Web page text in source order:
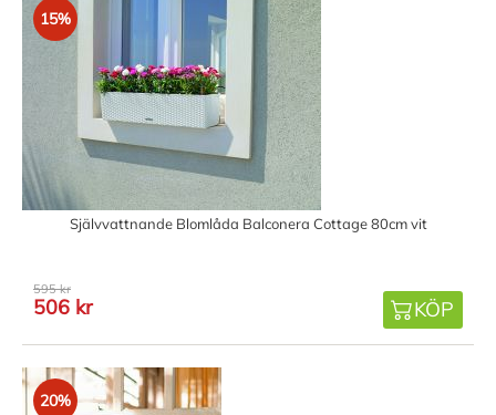
15%
Självvattnande Blomlåda Balconera Cottage 80cm vit
595 kr
506 kr KÖP
20%